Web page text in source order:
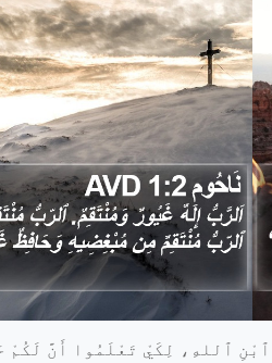
ٱللهِ، لِكَيْ تَعْلَمُوا أَنَّ لَكُمْ